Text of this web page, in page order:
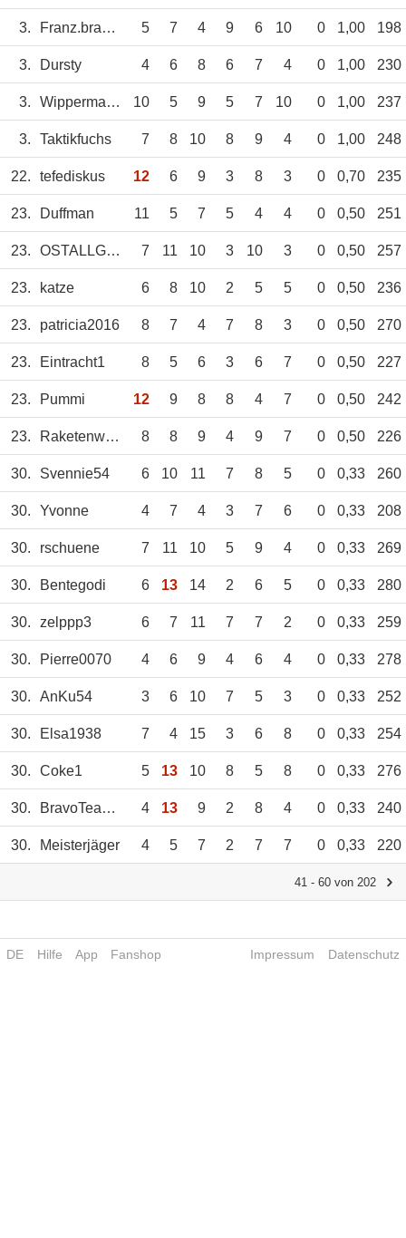
3. Franz.brandwein 5 7 4 9 6 10 0 1,00 198
3. Dursty 4 6 8 6 7 4 0 1,00 230
3. Wippermann 10 5 9 5 7 10 0 1,00 237
3. Taktikfuchs 7 8 10 8 9 4 0 1,00 248
22. tefediskus 12 6 9 3 8 3 0 0,70 235
23. Duffman 11 5 7 5 4 4 0 0,50 251
23. OSTALLGÄUER 7 11 10 3 10 3 0 0,50 257
23. katze 6 8 10 2 5 5 0 0,50 236
23. patricia2016 8 7 4 7 8 3 0 0,50 270
23. Eintracht1 8 5 6 3 6 7 0 0,50 227
23. Pummi 12 9 8 8 4 7 0 0,50 242
23. Raketenwolfgang 8 8 9 4 9 7 0 0,50 226
30. Svennie54 6 10 11 7 8 5 0 0,33 260
30. Yvonne 4 7 4 3 7 6 0 0,33 208
30. rschuene 7 11 10 5 9 4 0 0,33 269
30. Bentegodi 6 13 14 2 6 5 0 0,33 280
30. zelppp3 6 7 11 7 7 2 0 0,33 259
30. Pierre0070 4 6 9 4 6 4 0 0,33 278
30. AnKu54 3 6 10 7 5 3 0 0,33 252
30. Elsa1938 7 4 15 3 6 8 0 0,33 254
30. Coke1 5 13 10 8 5 8 0 0,33 276
30. BravoTeam83 4 13 9 2 8 4 0 0,33 240
30. Meisterjäger 4 5 7 2 7 7 0 0,33 220
41 - 60 von 202
DE Hilfe App Fanshop Impressum Datenschutz